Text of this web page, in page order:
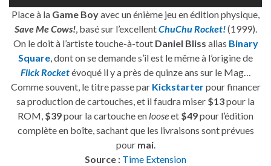
Place à la Game Boyavec un énième jeu en édition physique,
Save Me Cows!, basé sur l’excellentChuChu Rocket!(1999).
On le doit à l’artiste touche-à-tout Daniel Bliss alias Binary
Square, dont on se demande s’il est le même à l’origine de
Flick Rocketévoqué il y a près de quinze ans sur le Mag…
Comme souvent, le titre passe par Kickstarterpour financer
sa production de cartouches, et il faudra miser $13pour la
ROM, $39pour la cartouche en looseet $49pour l’édition
complète en boîte, sachant que les livraisons sont prévues
pour mai.
Source : Time Extension